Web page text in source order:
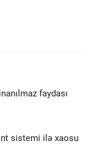
faydası
sistemi ilə xaosu